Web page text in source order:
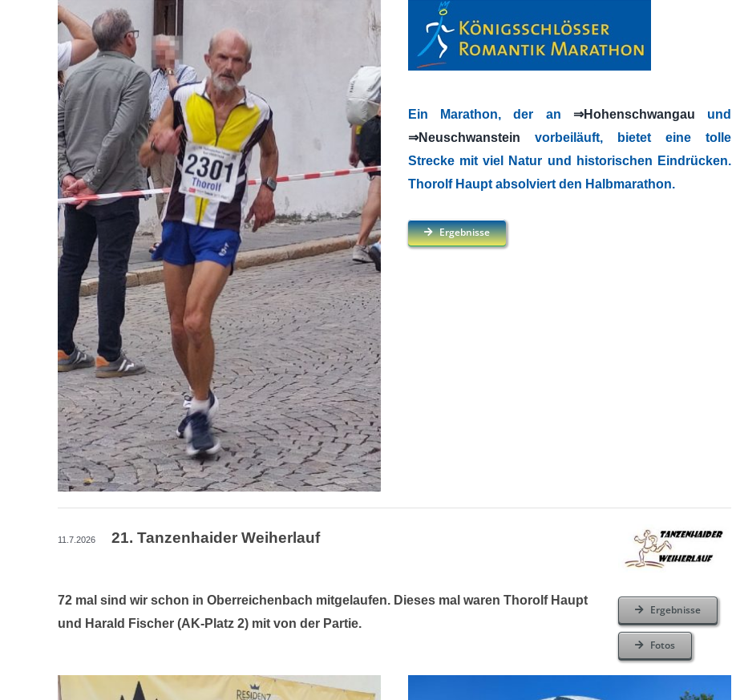
Ein Marathon, der an ⇒Hohenschwangau und
⇒Neuschwanstein vorbeiläuft, bietet eine tolle
Strecke mit viel Natur und historischen Eindrücken.
Thorolf Haupt absolviert den Halbmarathon.
Ergebnisse
11.7.2026 21. Tanzenhaider Weiherlauf
72 mal sind wir schon in Oberreichenbach mitgelaufen. Dieses mal waren Thorolf Haupt
und Harald Fischer (AK-Platz 2) mit von der Partie.
Ergebnisse
Fotos